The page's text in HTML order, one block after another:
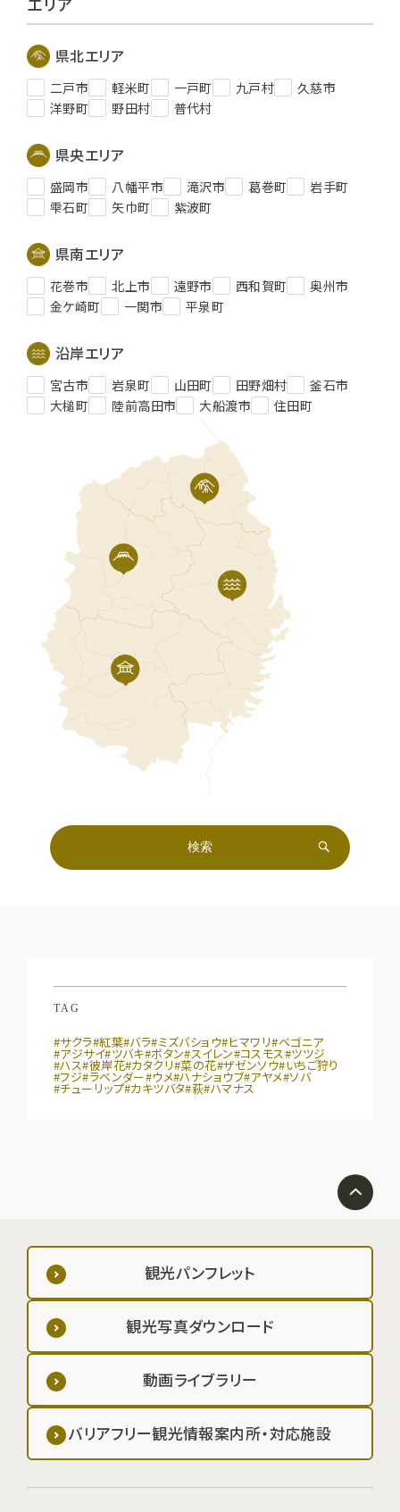
県北エリア
二戸市 軽米町 一戸町 九戸村
久慈市
洋野町
野田村 普代村
県央エリア
盛岡市 八幡平市 滝沢市 葛巻町
岩手町
雫石町
矢巾町 紫波町
県南エリア
花巻市 北上市 遠野市 西和賀町
奥州市
金ケ崎町
一関市 平泉町
沿岸エリア
宮古市 岩泉町 山田町 田野畑村
釜石市
大槌町
陸前高田市 大船渡市 住田町
TAG
#サクラ#紅葉#バラ#ミズバショウ#ヒマワリ#ベゴニア
#アジサイ#ツバキ#ボタン#スイレン#コスモス#ツツジ
#ハス#彼岸花#カタクリ#菜の花#ザゼンソウ#いちご狩り
#フジ#ラベンダー#ウメ#ハナショウブ#アヤメ#ソバ
#チューリップ#カキツバタ#萩#ハマナス
観光パンフレット
観光写真ダウンロード
動画ライブラリー
バリアフリー観光情報案内所・対応施設